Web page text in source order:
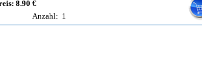
8.90 €
Anzahl: 1